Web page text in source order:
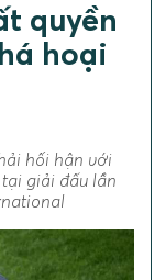
quyền
hoại
hối hận với
giải đấu lần